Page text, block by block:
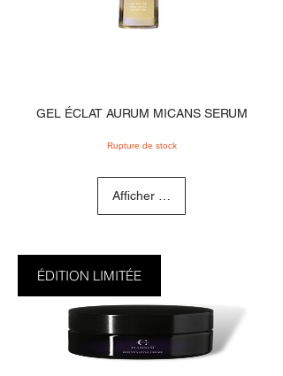
GEL ÉCLAT AURUM MICANS SERUM
Rupture de stock
Afficher les détails
ÉDITION LIMITÉE